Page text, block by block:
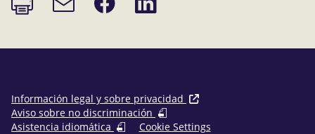
página de en en
Información legal y sobre privacidad
Aviso sobre no discriminación
Asistencia idiomática
Cookie Settings